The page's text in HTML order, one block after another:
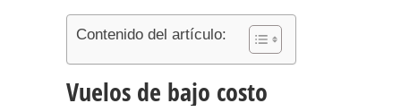
Contenido del artículo:
Vuelos de bajo costo